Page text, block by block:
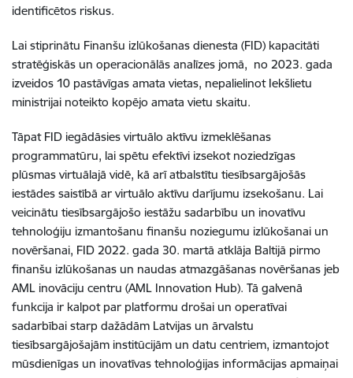
identificētos riskus.
Lai stiprinātu Finanšu izlūkošanas dienesta (FID) kapacitāti
stratēģiskās un operacionālās analīzes jomā, no 2023. gada
izveidos 10 pastāvīgas amata vietas, nepalielinot Iekšlietu
ministrijai noteikto kopējo amata vietu skaitu.
Tāpat FID iegādāsies virtuālo aktīvu izmeklēšanas
programmatūru, lai spētu efektīvi izsekot noziedzīgas
plūsmas virtuālajā vidē, kā arī atbalstītu tiesībsargājošās
iestādes saistībā ar virtuālo aktīvu darījumu izsekošanu. Lai
veicinātu tiesībsargājošo iestāžu sadarbību un inovatīvu
tehnoloģiju izmantošanu finanšu noziegumu izlūkošanai un
novēršanai, FID 2022. gada 30. martā atklāja Baltijā pirmo
finanšu izlūkošanas un naudas atmazgāšanas novēršanas jeb
AML inovāciju centru (AML Innovation Hub). Tā galvenā
funkcija ir kalpot par platformu drošai un operatīvai
sadarbībai starp dažādām Latvijas un ārvalstu
tiesībsargājošajām institūcijām un datu centriem, izmantojot
mūsdienīgas un inovatīvas tehnoloģijas informācijas apmaiņai